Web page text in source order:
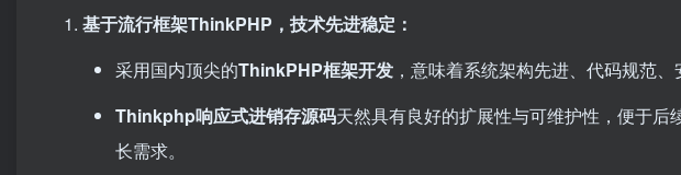
基于流行框架ThinkPHP，技术先进稳定：​
采用国内顶尖的ThinkPHP框架开发 ，意味着系统架构先进、代码规范、
Thinkphp响应式进销存源码天然具有良好的扩展性与可维护性，便于
长需求。